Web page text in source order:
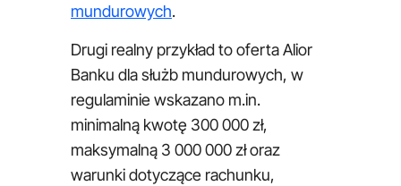
mundurowych.
Drugi realny przykład to oferta Alior
Banku dla służb mundurowych, w
regulaminie wskazano m.in.
minimalną kwotę 300 000 zł,
maksymalną 3 000 000 zł oraz
warunki dotyczące rachunku,